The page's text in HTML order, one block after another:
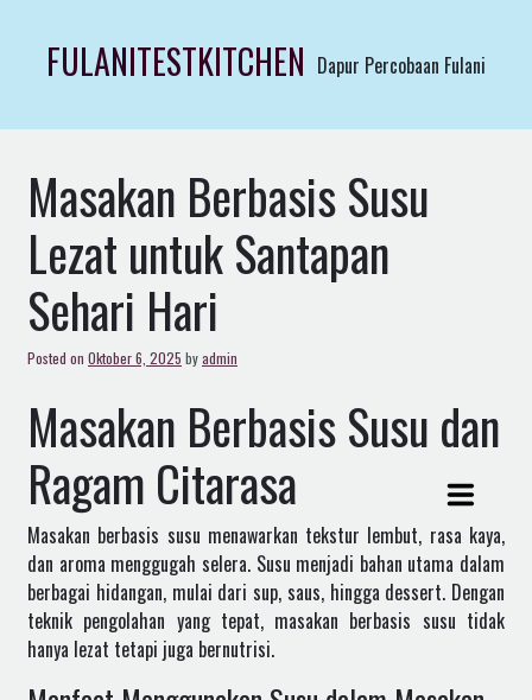
contentFULANITESTKITCHEN Dapur Percobaan Fulani
Masakan Berbasis Susu
Lezat untuk Santapan
Sehari Hari
Posted on Oktober 6, 2025 byadmin
Masakan Berbasis Susu dan
Ragam Citarasa
Masakan berbasis susu menawarkan tekstur lembut, rasa kaya,
dan aroma menggugah selera. Susu menjadi bahan utama dalam
berbagai hidangan, mulai dari sup, saus, hingga dessert. Dengan
teknik pengolahan yang tepat, masakan berbasis susu tidak
hanya lezat tetapi juga bernutrisi.